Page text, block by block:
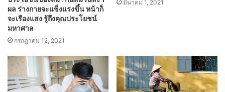
ผล ร่างกายจะแข็งแรงขึ้น หน้าก็
จะเรืองแสง รู้ถึงคุณประโยชน์
มหาศาล
กรกฎาคม 12, 2021
มีนาคม 1, 2021